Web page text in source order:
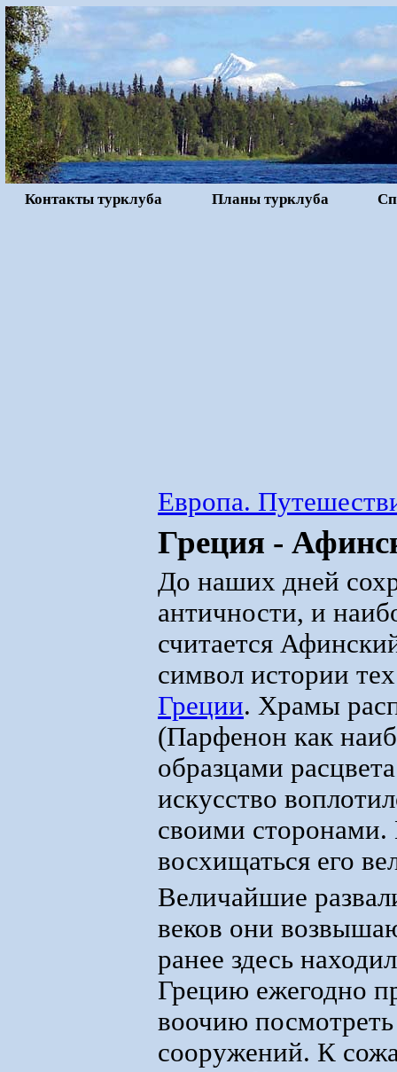
Контакты турклуба Планы турклуба
Европа.
Греция -
До наших дней
античности, и
считается
символ истории
Греции. Храмы
(Парфенон как
образцами
искусство
своими сторонами.
восхищаться его
Величайшие
веков они
ранее здесь
Грецию ежегодно
воочию
сооружений. К